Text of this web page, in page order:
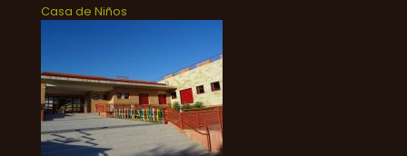
Casa de Niños